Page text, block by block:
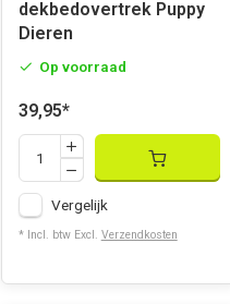
dekbedovertrek Puppy
Dieren
Op voorraad
39,95*
Vergelijk
* Incl. btw Excl. Verzendkosten